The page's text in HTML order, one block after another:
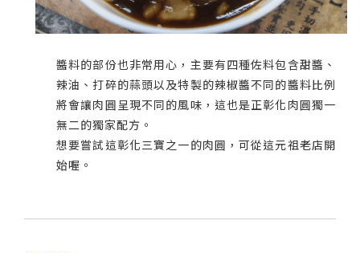
醬料的部份也非常用心，主要有四種佐料包含甜醬、
辣油、打碎的蒜頭以及特製的辣椒醬不同的醬料比例
將會讓肉圓呈現不同的風味，這也是正彰化肉圓獨一
無二的獨家配方。
想要嘗試這彰化三寶之一的肉圓，可從這元祖老店開
始喔。